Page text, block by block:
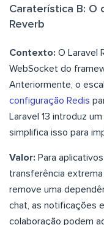
Caraterística B: O
Reverb
Contexto: O Laravel
WebSocket do
Anteriormente, o
configuração Redis
Laravel 13 introduz
simplifica isso para
Valor: Para
transferência
remove uma
chat, as notificações
colaboração podem